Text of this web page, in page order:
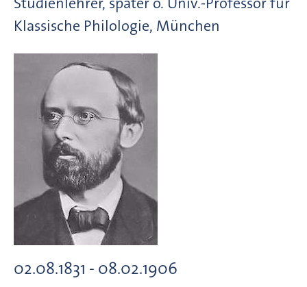
Klassische Philologie, München
02.08.1831 - 08.02.1906